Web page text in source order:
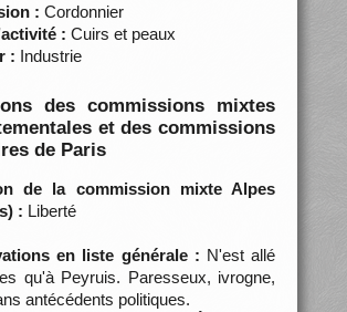
: Cordonnier
: Cuirs et peaux
: Industrie
des commissions mixtes
et des commissions
de Paris
de la commission mixte Alpes
: Liberté
en liste générale : N'est allé
qu'à Peyruis. Paresseux, ivrogne,
antécédents politiques.